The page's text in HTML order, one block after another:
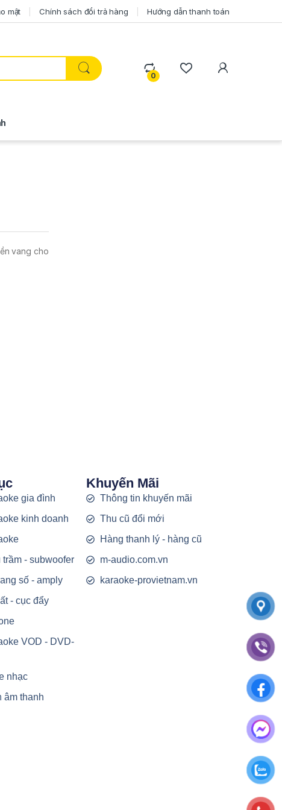
mật Chính sách đổi trả hàng Hướng dẫn thanh toán
0
vang cho
gia đình
kinh doanh
trầm - subwoofer
số - amply
- cục đẩy
VOD - DVD-
nhạc
âm thanh
Khuyến Mãi
Thông tin khuyến mãi
Thu cũ đổi mới
Hàng thanh lý - hàng cũ
m-audio.com.vn
karaoke-provietnam.vn